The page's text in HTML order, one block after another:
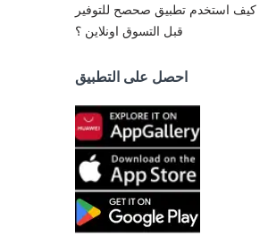
كيف استخدم تطبيق صحصح للتوفير
قبل التسوق اونلاين ؟
احصل على التطبيق